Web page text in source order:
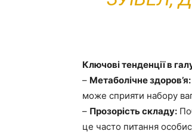
Ключові тенденції в
– Метаболічне здоров’я:
може сприяти набору
– Прозорість складу:
це часто питання